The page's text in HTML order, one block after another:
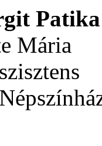
Patika
Mária